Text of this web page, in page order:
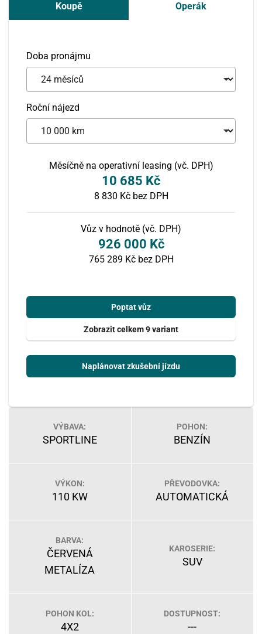
Koupě Operák
Doba pronájmu
Roční nájezd
Měsíčně na operativní leasing (vč. DPH)
10 685 Kč
8 830 Kčbez DPH
Vůz v hodnotě (vč. DPH)
926 000 Kč
765 289 Kč bez DPH
Poptat vůz
Zobrazit celkem 9 variant
Naplánovat zkušební jízdu
VÝBAVA:
SPORTLINE
POHON:
BENZÍN
VÝKON:
110 KW
PŘEVODOVKA:
AUTOMATICKÁ
BARVA:
ČERVENÁ
METALÍZA
KAROSERIE:
SUV
POHON KOL:
4X2
DOSTUPNOST:
---